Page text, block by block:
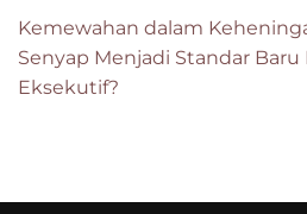
Kemewahan dalam
Senyap Menjadi Standar Baru
Eksekutif?